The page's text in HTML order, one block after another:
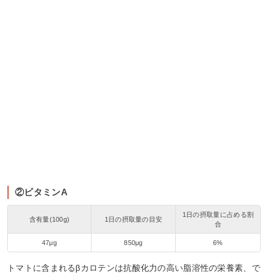
②ビタミンA
含有量(100g) 1日の摂取量の目安
1日の摂取量に占める割
合
47μg 850μg 6%
トマトに含まれるβカロテンは抗酸化力の高い脂溶性の栄養素、で